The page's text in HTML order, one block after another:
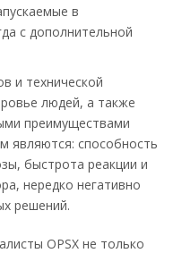
в
с дополнительной
и технической
людей, а также
преимуществами
являются: способность
быстрота реакции и
нередко негативно
решений.
OPSX не только